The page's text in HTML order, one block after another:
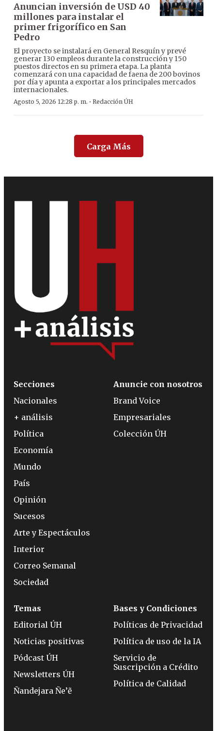
Anuncian inversión de USD 40
millones para instalar el
primer frigorífico en San
Pedro
El proyecto se instalará en General Resquín y prevé
generar 130 empleos durante la construcción y 150
puestos directos en su primera etapa. La planta
comenzará con una capacidad de faena de 200 bovinos
por día y apunta a exportar a los principales mercados
internacionales.
Agosto 5, 2026 12:28 p. m. · Redacción ÚH
Carga Más
Secciones
Nacionales
+ análisis
Política
Economía
Mundo
País
Opinión
Sucesos
Arte y Espectáculos
Interior
Correo Semanal
Sociedad
Anuncie con nosotros
Brand Voice
Empresariales
Colección ÚH
Temas
Editorial ÚH
Noticias positivas
Pódcast ÚH
Newsletters ÚH
Ñandejara Ñe’ẽ
Bases y Condiciones
Políticas de Privacidad
Política de uso de la IA
Servicio de
Suscripción a Crédito
Política de Calidad